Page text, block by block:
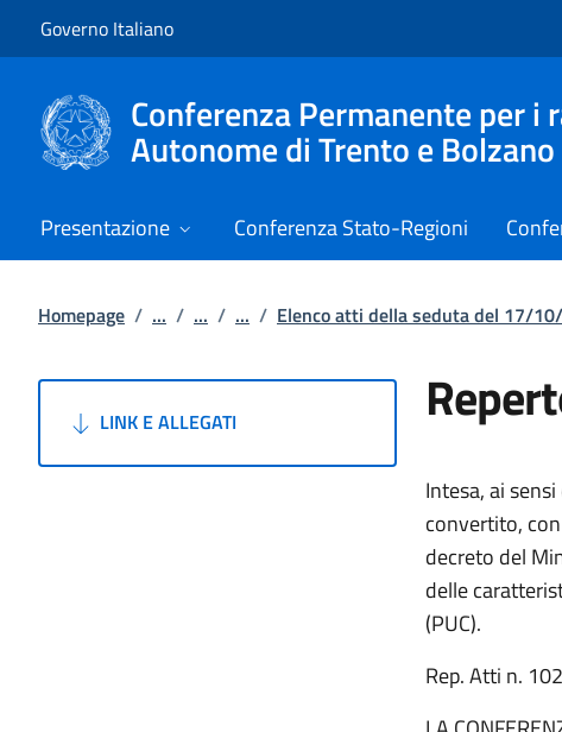
Governo Italiano
Conferenza Permanente per
Autonome di Trento e Bolzano
Presentazione Conferenza Stato-Regioni
Homepage / ... / ... / ... / Elenco atti della seduta del 17/
LINK E ALLEGATI
Intesa, ai
convertito,
decreto del
delle
(PUC).
Rep. Atti